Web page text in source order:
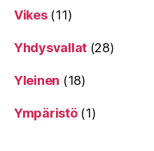
Vikes(11)
Yhdysvallat (28)
Yleinen (18)
Ympäristö(1)